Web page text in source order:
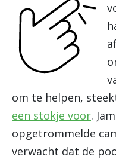
om te helpen,
een stokje voor.
opgetrommelde
verwacht dat de